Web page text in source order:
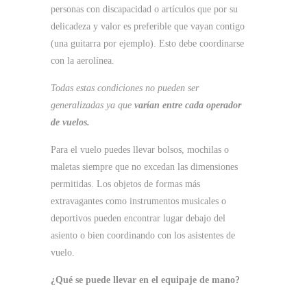
personas con discapacidad o artículos que por su
delicadeza y valor es preferible que vayan contigo
(una guitarra por ejemplo). Esto debe coordinarse
con la aerolínea.
Todas estas condiciones no pueden ser
generalizadas ya que varían entre cada operador
de vuelos.
Para el vuelo puedes llevar bolsos, mochilas o
maletas siempre que no excedan las dimensiones
permitidas. Los objetos de formas más
extravagantes como instrumentos musicales o
deportivos pueden encontrar lugar debajo del
asiento o bien coordinando con los asistentes de
vuelo.
¿Qué se puede llevar en el equipaje de mano?